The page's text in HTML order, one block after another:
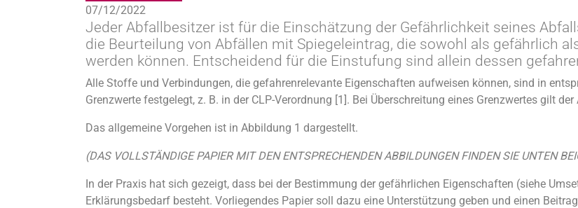
07/12/2022
Jeder Abfallbesitzer ist für die Einschätzung der Gefährlichkeit seines
die Beurteilung von Abfällen mit Spiegeleintrag, die sowohl als gefährlich
werden können. Entscheidend für die Einstufung sind allein dessen
Alle Stoffe und Verbindungen, die gefahrenrelevante Eigenschaften aufweisen können, sind in
Grenzwerte festgelegt, z. B. in der CLP-Verordnung [1]. Bei Überschreitung eines Grenzwertes gilt
Das allgemeine Vorgehen ist in Abbildung 1 dargestellt.
(DAS VOLLSTÄNDIGE PAPIER MIT DEN ENTSPRECHENDEN ABBILDUNGEN FINDEN SIE UNTEN
In der Praxis hat sich gezeigt, dass bei der Bestimmung der gefährlichen Eigenschaften (siehe
Erklärungsbedarf besteht. Vorliegendes Papier soll dazu eine Unterstützung geben und einen